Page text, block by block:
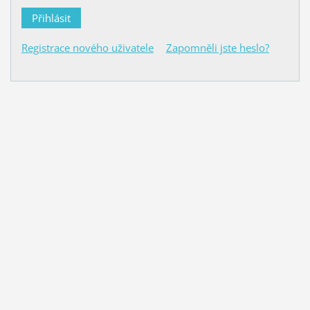
Registrace nového uživatele Zapomněli jste heslo?